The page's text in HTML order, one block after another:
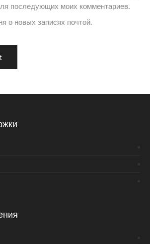
последующих моих комментариев.
о новых записях почтой.